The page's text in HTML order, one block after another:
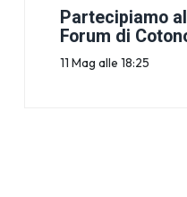
Partecipiamo
Forum di
11 Mag alle 18:25